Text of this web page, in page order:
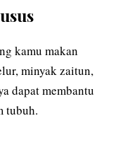
kamu makan
minyak zaitun,
dapat membantu
tubuh.